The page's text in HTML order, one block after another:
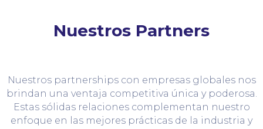
Nuestros Partners
Nuestros partnerships con empresas globales nos
brindan una ventaja competitiva única y poderosa.
Estas sólidas relaciones complementan nuestro
enfoque en las mejores prácticas de la industria y